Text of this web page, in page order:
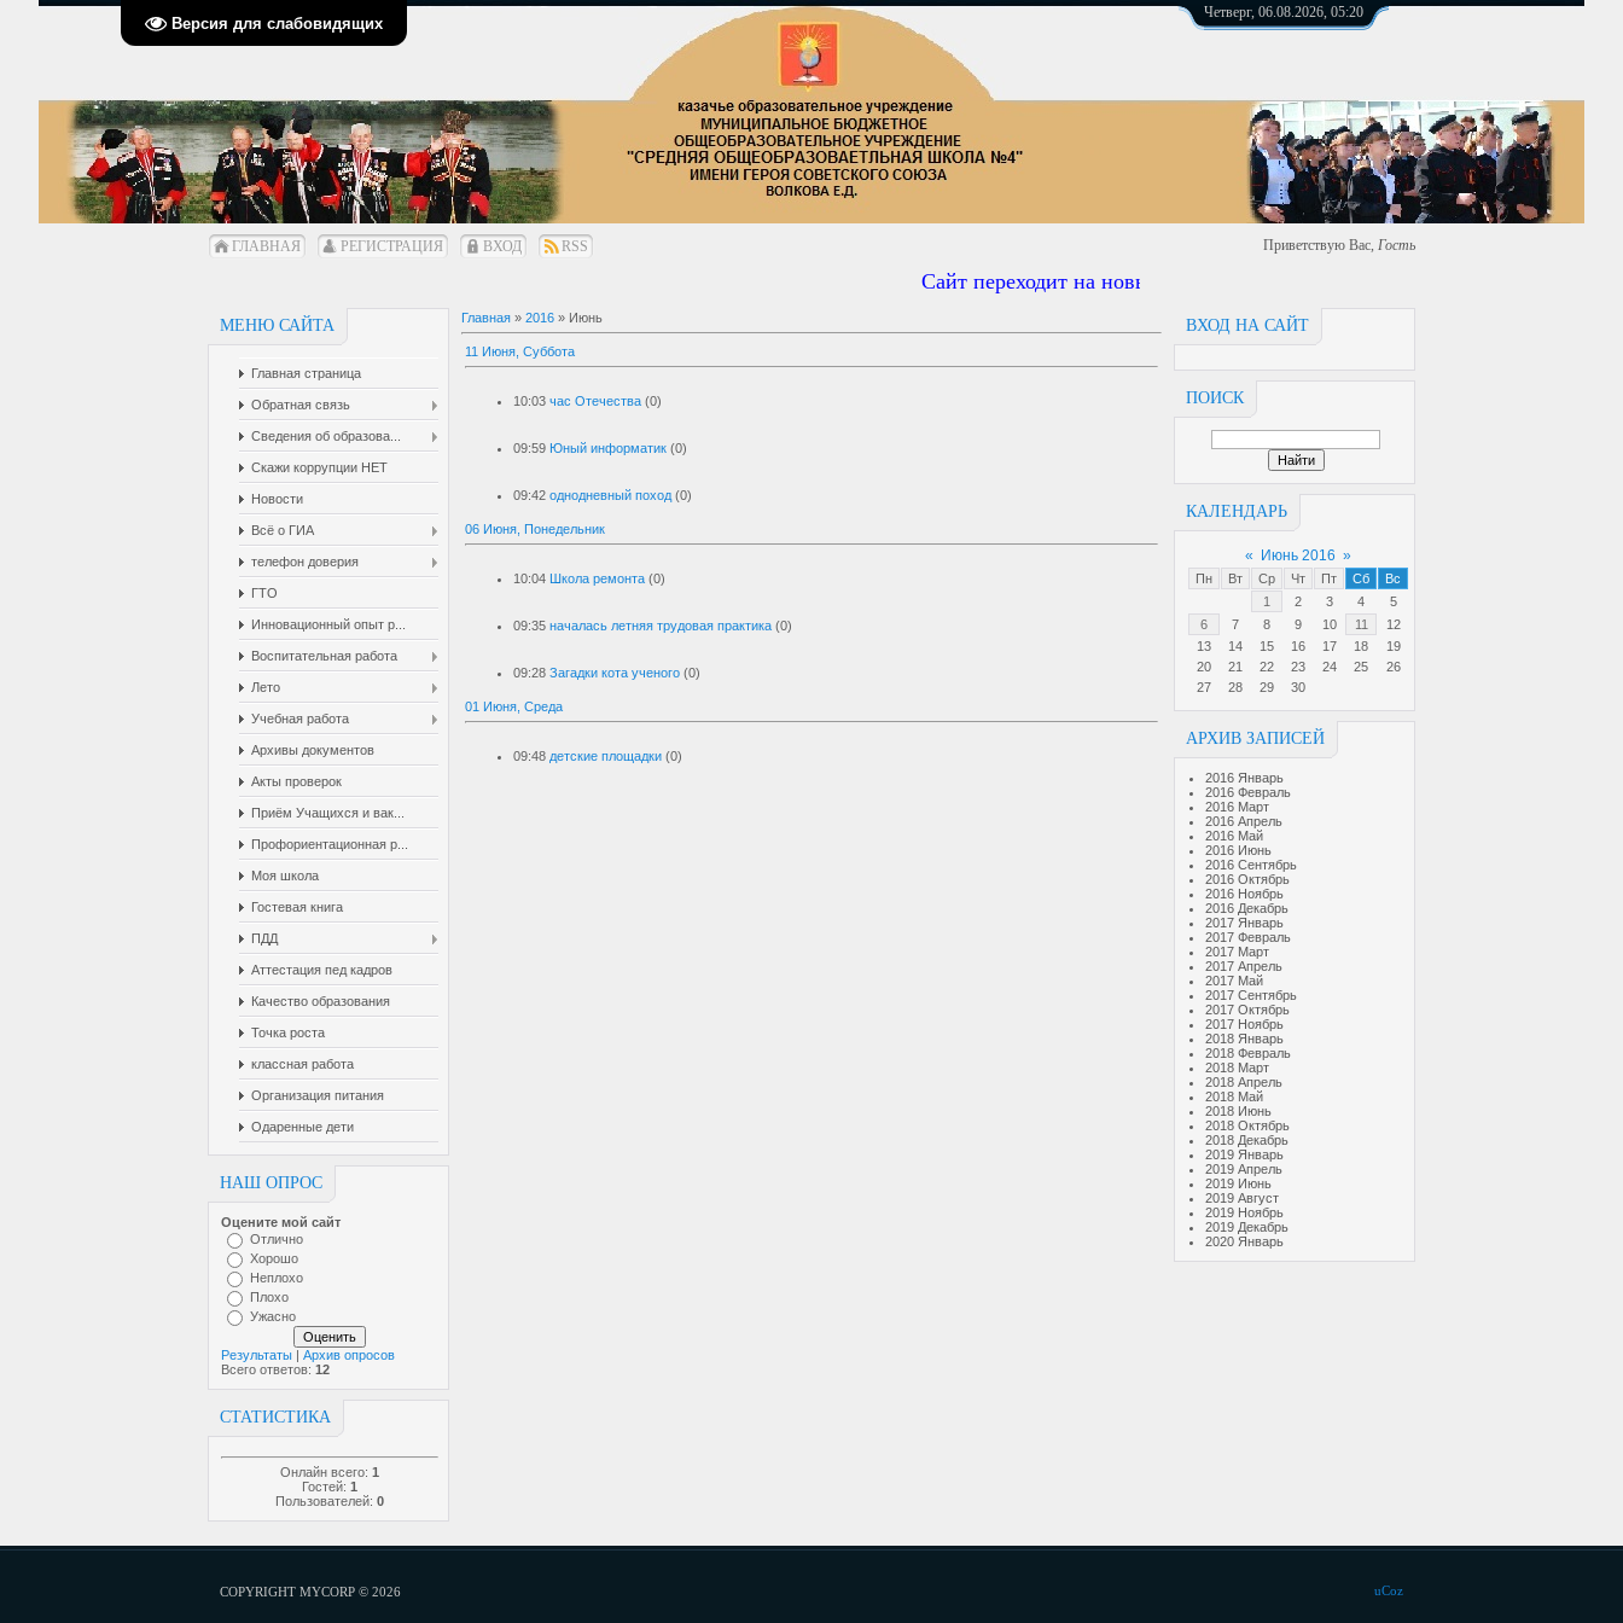
Версия для слабовидящих
Четверг, 06.08.2026, 05:20
ГЛАВНАЯ РЕГИСТРАЦИЯ ВХОД RSS Приветствую Вас, Гость
Сайт переходит на новый ардерс https://сош4.рф
МЕНЮ САЙТА
Главная страница
Обратная связь
Сведения об образова...
Скажи коррупции НЕТ
Новости
Всё о ГИА
телефон доверия
ГТО
Инновационный опыт р...
Воспитательная работа
Лето
Учебная работа
Архивы документов
Акты проверок
Приём Учащихся и вак...
Профориентационная р...
Моя школа
Гостевая книга
ПДД
Аттестация пед кадров
Качество образования
Точка роста
классная работа
Организация питания
Одаренные дети
НАШ ОПРОС
Оцените мой сайт
Отлично
Хорошо
Неплохо
Плохо
Ужасно
Результаты | Архив опросов
Всего ответов: 12
СТАТИСТИКА
Онлайн всего: 1
Гостей: 1
Пользователей: 0
ВХОД НА САЙТ
ПОИСК
КАЛЕНДАРЬ
« Июнь 2016 »
Пн Вт Ср Чт Пт Сб
Вс
1
2 3 4
5
6
7 8 9 10 11
12
13
14 15 16 17 18
19
20
21 22 23 24 25
26
27
28 29 30
АРХИВ ЗАПИСЕЙ
2016 Январь
2016 Февраль
2016 Март
2016 Апрель
2016 Май
2016 Июнь
2016 Сентябрь
2016 Октябрь
2016 Ноябрь
2016 Декабрь
2017 Январь
2017 Февраль
2017 Март
2017 Апрель
2017 Май
2017 Сентябрь
2017 Октябрь
2017 Ноябрь
2018 Январь
2018 Февраль
2018 Март
2018 Апрель
2018 Май
2018 Июнь
2018 Октябрь
2018 Декабрь
2019 Январь
2019 Апрель
2019 Июнь
2019 Август
2019 Ноябрь
2019 Декабрь
2020 Январь
Главная » 2016 » Июнь
11 Июня, Суббота
10:03 час Отечества (0)
09:59 Юный информатик (0)
09:42 однодневный поход (0)
06 Июня, Понедельник
10:04 Школа ремонта (0)
09:35 началась летняя трудовая практика (0)
09:28 Загадки кота ученого (0)
01 Июня, Среда
09:48 детские площадки (0)
COPYRIGHT MYCORP © 2026 uCoz